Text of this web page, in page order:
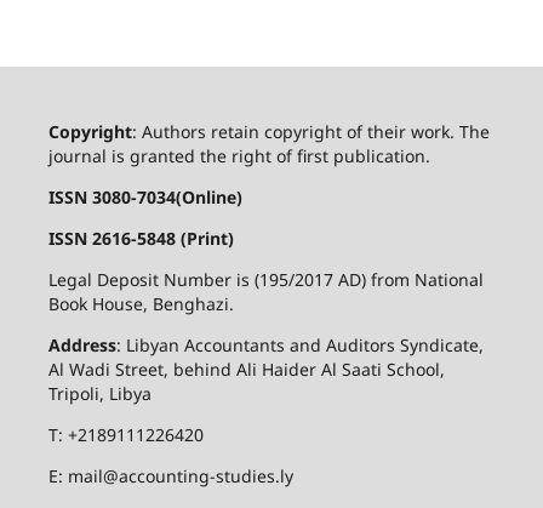
Copyright: Authors retain copyright of their work. The
journal is granted the right of first publication.
ISSN 3080-7034(Online)
ISSN 2616-5848 (Print)
Legal Deposit Number is (195/2017 AD) from National
Book House, Benghazi.
Address: Libyan Accountants and Auditors Syndicate,
Al Wadi Street, behind Ali Haider Al Saati School,
Tripoli, Libya
T: +2189111226420
E: mail@accounting-studies.ly